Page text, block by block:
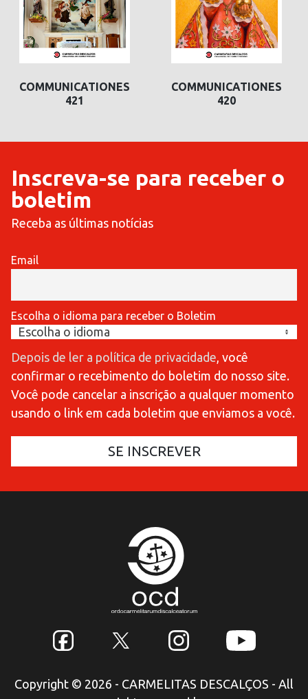
COMMUNICATIONES
420
COMMUNICATIONES
419
Inscreva-se para receber o
boletim
Receba as últimas notícias
Email
Escolha o idioma para receber o Boletim
Depois de ler a política de privacidade , você
confirmar o recebimento do boletim do nosso site.
Você pode cancelar a inscrição a qualquer momento
usando o link em cada boletim que enviamos a você.
Copyright © 2026 - CARMELITAS DESCALÇOS - All